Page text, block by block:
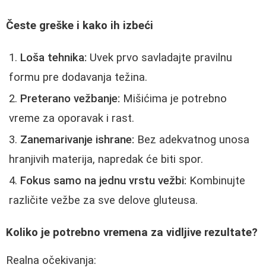
Česte greške i kako ih izbeći
Loša tehnika: Uvek prvo savladajte pravilnu
formu pre dodavanja težina.
Preterano vežbanje: Mišićima je potrebno
vreme za oporavak i rast.
Zanemarivanje ishrane: Bez adekvatnog unosa
hranjivih materija, napredak će biti spor.
Fokus samo na jednu vrstu vežbi: Kombinujte
različite vežbe za sve delove gluteusa.
Koliko je potrebno vremena za vidljive rezultate?
Realna očekivanja: